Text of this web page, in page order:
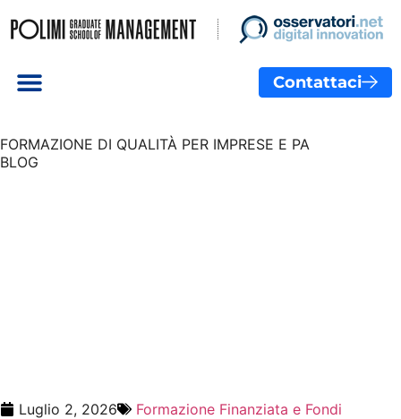
Contattaci
FORMAZIONE DI QUALITÀ PER IMPRESE E PA
BLOG
Luglio 2, 2026 Formazione Finanziata e Fondi